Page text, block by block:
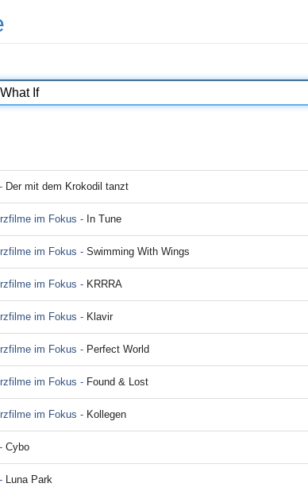
Der mit dem Krokodil tanzt
im Fokus - In Tune
im Fokus - Swimming With Wings
im Fokus - KRRRA
im Fokus - Klavir
im Fokus - Perfect World
im Fokus - Found & Lost
im Fokus - Kollegen
Cybo
Luna Park